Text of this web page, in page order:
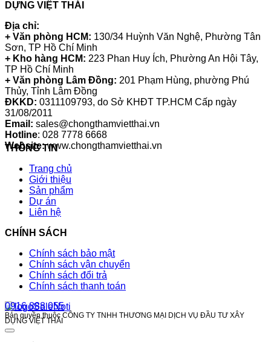
DỰNG VIỆT THÁI
Địa chỉ:
+ Văn phòng HCM: 130/34 Huỳnh Văn Nghệ, Phường Tân
Sơn, TP Hồ Chí Minh
+ Kho hàng HCM: 223 Phan Huy Ích, Phường An Hội Tây,
TP Hồ Chí Minh
+ Văn phòng Lâm Đồng: 201 Phạm Hùng, phường Phú
Thủy, Tỉnh Lâm Đồng
ĐKKD: 0311109793, do Sở KHĐT TP.HCM Cấp ngày
31/08/2011
Email: sales@chongthamvietthai.vn
Hotline: 028 7778 6668
Website:www.chongthamvietthai.vn
THÔNG TIN
Trang chủ
Giới thiệu
Sản phẩm
Dự án
Liên hệ
CHÍNH SÁCH
Chính sách bảo mật
Chính sách vận chuyển
Chính sách đổi trả
Chính sách thanh toán
0916 888 055
Bản quyền thuộc CÔNG TY TNHH THƯƠNG MẠI DỊCH VỤ ĐẦU TƯ XÂY
DỰNG VIỆT THÁI